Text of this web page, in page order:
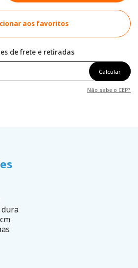
aos favoritos
de frete e retiradas
Calcular
Não sabe o CEP?
dura